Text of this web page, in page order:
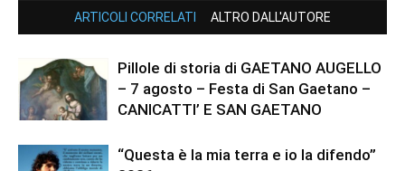
ARTICOLI CORRELATI ALTRO DALL'AUTORE
Pillole di storia di GAETANO AUGELLO
– 7 agosto – Festa di San Gaetano –
CANICATTI’ E SAN GAETANO
“Questa è la mia terra e io la difendo”